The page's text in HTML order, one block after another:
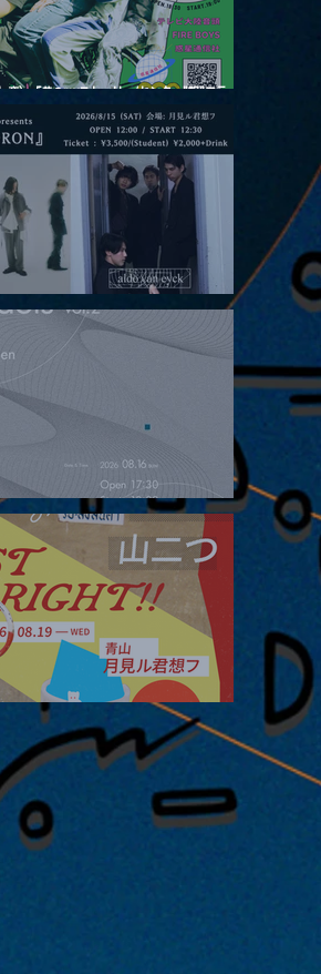
夜）『巷のmyストーリー/センター"訳"フラ
）月見ルpre.『POLYHEDRON』
夜）four dots vol.2
RIGHT!! vol.27